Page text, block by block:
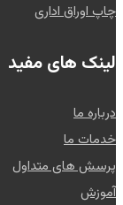
چاپ اوراق اداری
لینک های مفید
درباره ما
خدمات ما
پرسش های متداول
آموزش